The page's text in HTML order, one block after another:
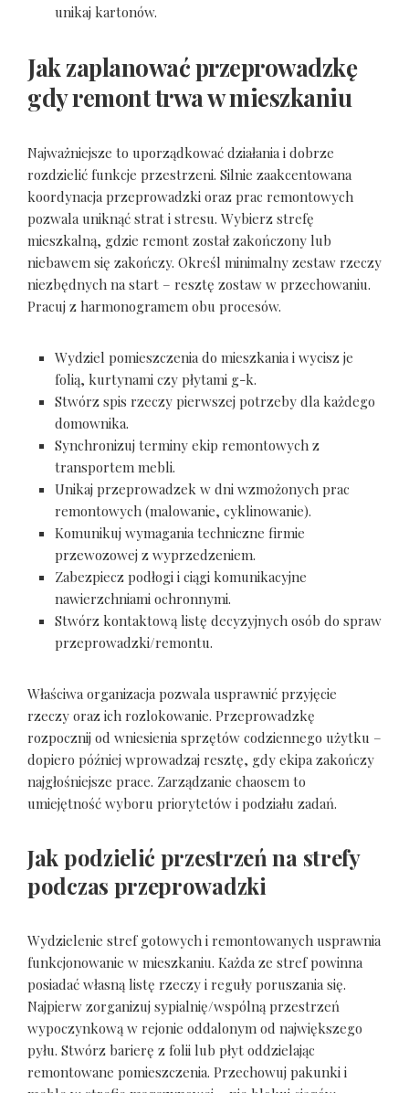
unikaj kartonów.
Jak zaplanować przeprowadzkę
gdy remont trwa w mieszkaniu
Najważniejsze to uporządkować działania i dobrze
rozdzielić funkcje przestrzeni. Silnie zaakcentowana
koordynacja przeprowadzki oraz prac remontowych
pozwala uniknąć strat i stresu. Wybierz strefę
mieszkalną, gdzie remont został zakończony lub
niebawem się zakończy. Określ minimalny zestaw rzeczy
niezbędnych na start – resztę zostaw w przechowaniu.
Pracuj z harmonogramem obu procesów.
Wydziel pomieszczenia do mieszkania i wycisz je
folią, kurtynami czy płytami g-k.
Stwórz spis rzeczy pierwszej potrzeby dla każdego
domownika.
Synchronizuj terminy ekip remontowych z
transportem mebli.
Unikaj przeprowadzek w dni wzmożonych prac
remontowych (malowanie, cyklinowanie).
Komunikuj wymagania techniczne firmie
przewozowej z wyprzedzeniem.
Zabezpiecz podłogi i ciągi komunikacyjne
nawierzchniami ochronnymi.
Stwórz kontaktową listę decyzyjnych osób do spraw
przeprowadzki/remontu.
Właściwa organizacja pozwala usprawnić przyjęcie
rzeczy oraz ich rozlokowanie. Przeprowadzkę
rozpocznij od wniesienia sprzętów codziennego użytku –
dopiero później wprowadzaj resztę, gdy ekipa zakończy
najgłośniejsze prace. Zarządzanie chaosem to
umiejętność wyboru priorytetów i podziału zadań.
Jak podzielić przestrzeń na strefy
podczas przeprowadzki
Wydzielenie stref gotowych i remontowanych usprawnia
funkcjonowanie w mieszkaniu. Każda ze stref powinna
posiadać własną listę rzeczy i reguły poruszania się.
Najpierw zorganizuj sypialnię/wspólną przestrzeń
wypoczynkową w rejonie oddalonym od największego
pyłu. Stwórz barierę z folii lub płyt oddzielając
remontowane pomieszczenia. Przechowuj pakunki i